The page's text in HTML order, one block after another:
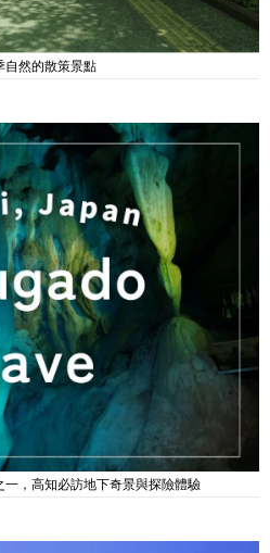
自然的散策景點
，高知必訪地下奇景與探險體驗